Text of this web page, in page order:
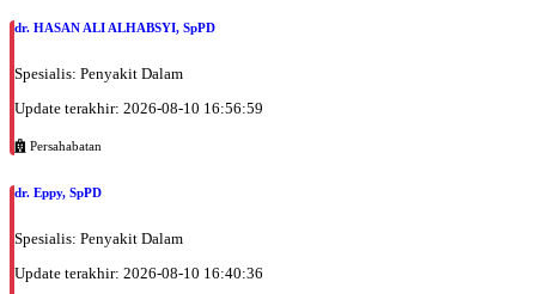
dr. HASAN ALI ALHABSYI, SpPD
Spesialis: Penyakit Dalam
Update terakhir: 2026-08-10 16:56:59
Persahabatan
dr. Eppy, SpPD
Spesialis: Penyakit Dalam
Update terakhir: 2026-08-10 16:40:36